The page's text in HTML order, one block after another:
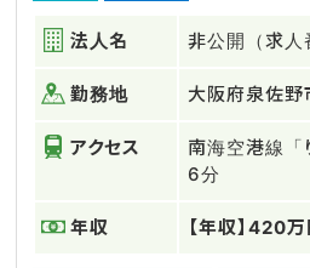
法人名 非公開（求
勤務地 大阪府泉佐野
アクセス
南海空港線「
6分
年収 【年収】420